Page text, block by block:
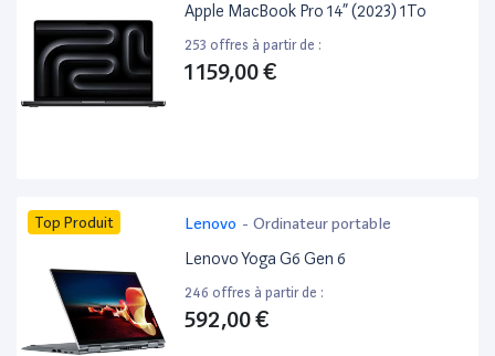
Apple MacBook Pro 14” (2023) 1To
253 offres à partir de :
1 159,00 €
Top Produit Lenovo - Ordinateur portable
Lenovo Yoga G6 Gen 6
246 offres à partir de :
592,00 €